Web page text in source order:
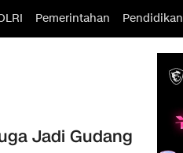
Pemerintahan Pendidikan
Jadi Gudang